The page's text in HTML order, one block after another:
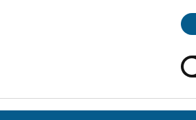
Seniorinnen und Senioren